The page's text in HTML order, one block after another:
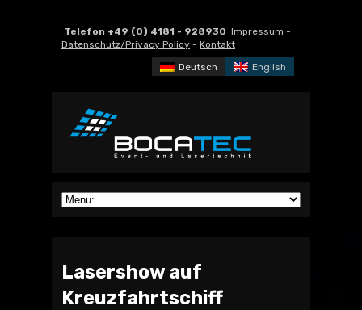
Telefon +49 (0) 4181 - 928930 Impressum -
Datenschutz/Privacy Policy - Kontakt
Deutsch
English
Lasershow auf
Kreuzfahrtschiff